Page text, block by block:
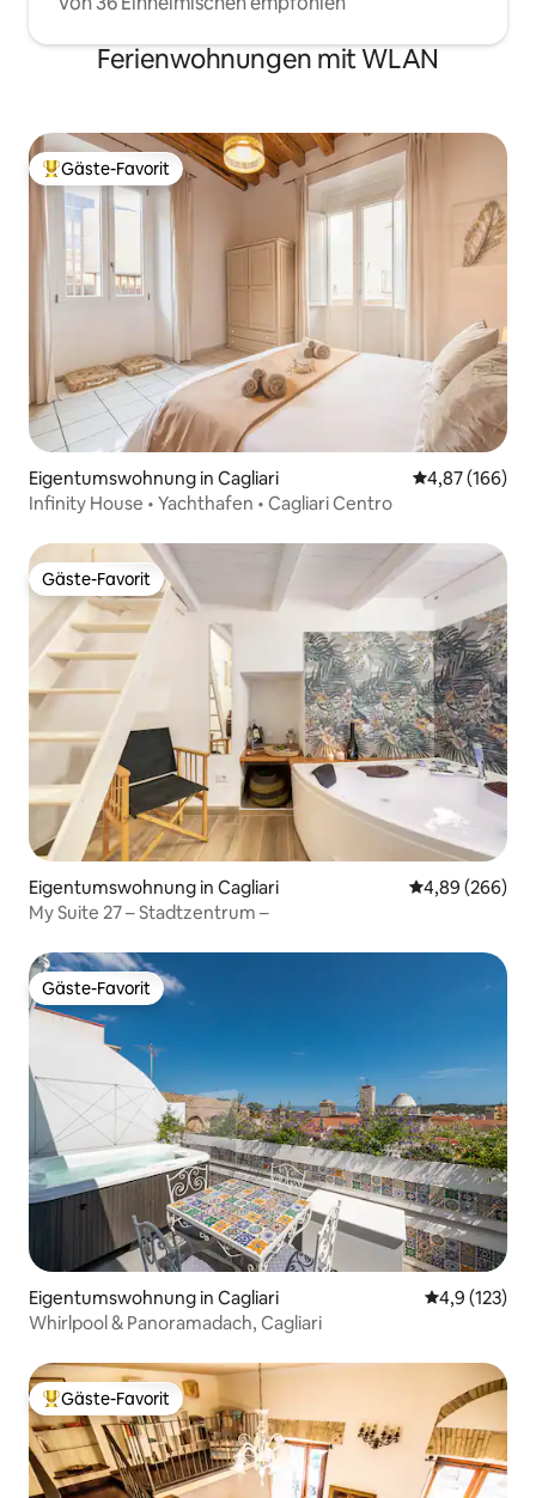
Ferienwohnungen mit WLAN
Beliebter Gäste-Favorit.
Gäste-Favorit
Eigentumswohnung in Cagliari
4,87 (166)
Infinity House • Yachthafen • Cagliari Centro
Gäste-Favorit
Gäste-Favorit
Eigentumswohnung in Cagliari
4,89 (266)
My Suite 27 – Stadtzentrum –
Gäste-Favorit
Gäste-Favorit
Eigentumswohnung in Cagliari
4,9 (123)
Whirlpool & Panoramadach, Cagliari
Beliebter Gäste-Favorit.
Gäste-Favorit